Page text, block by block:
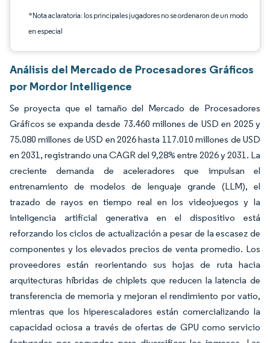
*Nota aclaratoria: los principales jugadores no se ordenaron de un modo
en especial
Análisis del Mercado de Procesadores Gráficos
por Mordor Intelligence
Se proyecta que el tamaño del Mercado de Procesadores
Gráficos se expanda desde 73.460 millones de USD en 2025 y
75.080 millones de USD en 2026 hasta 117.010 millones de USD
en 2031, registrando una CAGR del 9,28% entre 2026 y 2031. La
creciente demanda de aceleradores que impulsan el
entrenamiento de modelos de lenguaje grande (LLM), el
trazado de rayos en tiempo real en los videojuegos y la
inteligencia artificial generativa en el dispositivo está
reforzando los ciclos de actualización a pesar de la escasez de
componentes y los elevados precios de venta promedio. Los
proveedores están reorientando sus hojas de ruta hacia
arquitecturas híbridas de chiplets que reducen la latencia de
transferencia de memoria y mejoran el rendimiento por vatio,
mientras que los hiperescaladores están comercializando la
capacidad ociosa a través de ofertas de GPU como servicio